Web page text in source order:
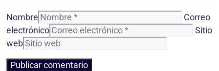
Nombre
Correo
electrónico
Sitio
web